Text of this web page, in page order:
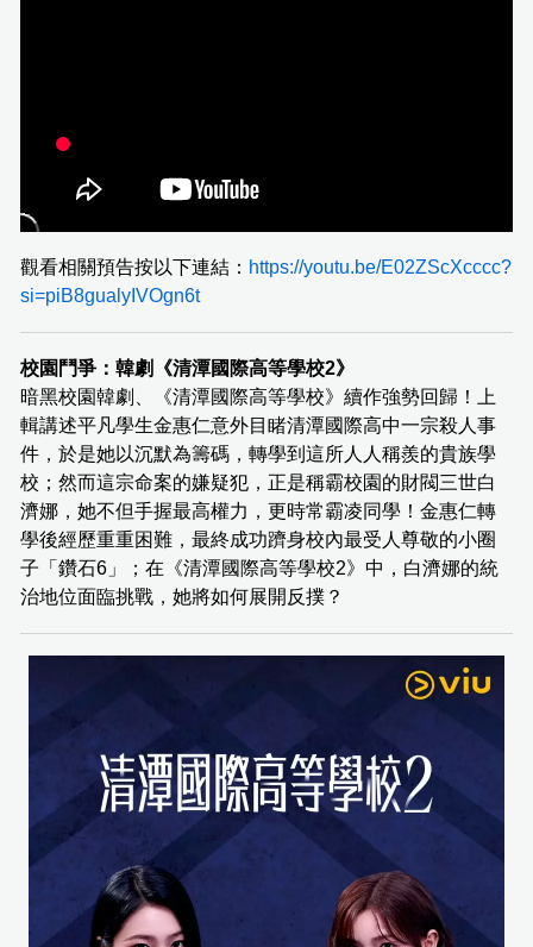
觀看相關預告按以下連結： https://youtu.be/E02ZScXcccc?
si=piB8gualyIVOgn6t
校園鬥爭：韓劇《清潭國際高等學校2》
暗黑校園韓劇、《清潭國際高等學校》續作強勢回歸！上
輯講述平凡學生金惠仁意外目睹清潭國際高中一宗殺人事
件，於是她以沉默為籌碼，轉學到這所人人稱羨的貴族學
校；然而這宗命案的嫌疑犯，正是稱霸校園的財閥三世白
濟娜，她不但手握最高權力，更時常霸凌同學！金惠仁轉
學後經歷重重困難，最終成功躋身校內最受人尊敬的小圈
子「鑽石6」；在《清潭國際高等學校2》中，白濟娜的統
治地位面臨挑戰，她將如何展開反撲？